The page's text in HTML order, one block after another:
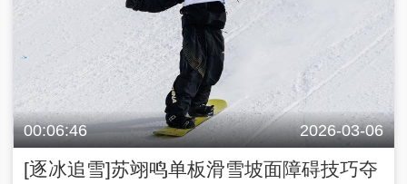
00:06:46 2026-03-06
[逐冰追雪]苏翊鸣单板滑雪坡面障碍技巧夺